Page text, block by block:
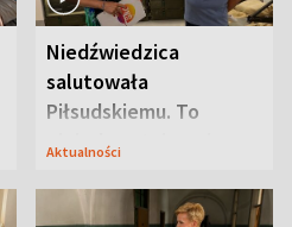
Niedźwiedzica
salutowała
Piłsudskiemu. To
niejedyna tajemnica
Aktualności